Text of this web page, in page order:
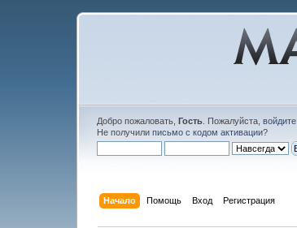
Добро пожаловать,Гость . Пожалуйста,войдите
Не получилиписьмо с кодом активации?
Начало Помощь Вход Регистрация